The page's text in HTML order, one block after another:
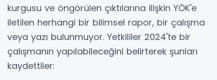
kurgusu ve öngörülen çıktılarına ilişkin YÖK'e
iletilen herhangi bir bilimsel rapor, bir çalışma
veya yazı bulunmuyor. Yetkililer 2024'te bir
çalışmanın yapılabileceğini belirterek şunları
kaydettiler: